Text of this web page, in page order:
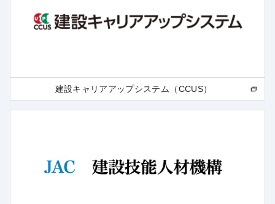
建設キャリアアップシステム（CCUS）